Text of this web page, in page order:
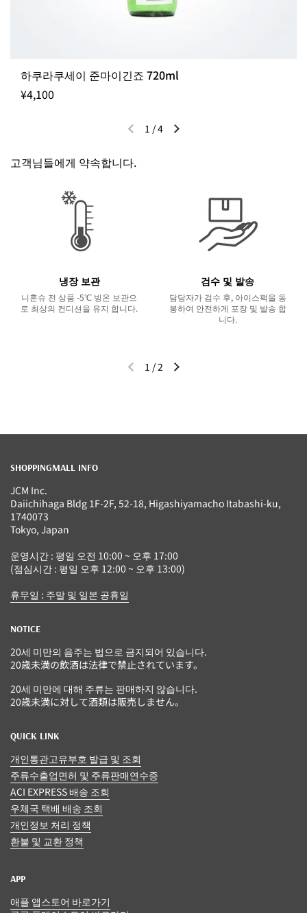
하쿠라쿠세이 준마이긴죠 720ml
¥4,100
이전 슬라이드다음 슬라이드
1 /4
고객님들에게 약속합니다.
냉장 보관
니혼슈 전 상품 -5℃ 빙온 보관으
로 최상의 컨디션을 유지 합니다.
검수 및 발송
담당자가 검수 후, 아이스팩을 동
봉하여 안전하게 포장 및 발송 합
니다.
이전 슬라이드다음 슬라이드
1 /2
SHOPPINGMALL INFO
JCM Inc.
Daiichihaga Bldg 1F-2F, 52-18, Higashiyamacho Itabashi-ku,
1740073
Tokyo, Japan
운영시간 : 평일 오전 10:00 ~ 오후 17:00
(점심시간 : 평일 오후 12:00 ~ 오후 13:00)
휴무일 : 주말 및 일본 공휴일
NOTICE
20세 미만의 음주는 법으로 금지되어 있습니다.
20歳未満の飲酒は法律で禁止されています。
20세 미만에 대해 주류는 판매하지 않습니다.
20歳未満に対して酒類は販売しません。
QUICK LINK
개인통관고유부호 발급 및 조회
주류수출업면허 및 주류판매연수증
ACI EXPRESS 배송 조회
우체국 택배 배송 조회
개인정보 처리 정책
환불 및 교환 정책
APP
애플 앱스토어 바로가기